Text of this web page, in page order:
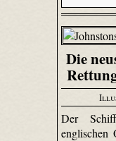
Die
Der
englischen